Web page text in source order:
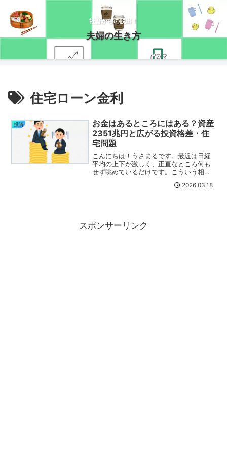
社畜からの脱出！
夫婦の生き方
住宅ローン金利
投資
お金はあるところにはある？資産
2351兆円と広がる投資格差・住
宅問題
こんにちは！うさまるです。最近は日経
平均の上下が激しく、正直なところ何も
せず眺めているだけです。こういう相場
してたけど、最近は秘技「無視の術」を
2026.03.18
スポンサーリンク